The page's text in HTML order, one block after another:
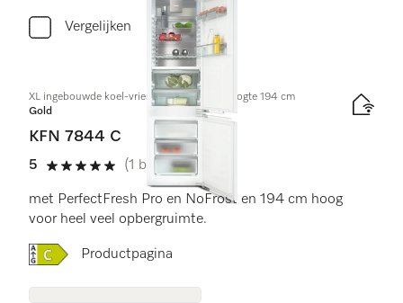
Vergelijken
XL ingebouwde koel-vriescombinatie, nishoogte 194 cm
Gold
KFN 7844 C
5
5 sterren van de 5
(1 beoordeling)
met PerfectFresh Pro en NoFrost en 194 cm hoog
voor heel veel opbergruimte.
Online Label Flag, Energielabel
Productpagina